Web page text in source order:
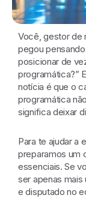
Você, gestor de
pegou
posicionar de
programática?”
notícia é que o
programática
significa deixar
Para te ajudar a
preparamos um
essenciais. Se
ser apenas
e disputado no